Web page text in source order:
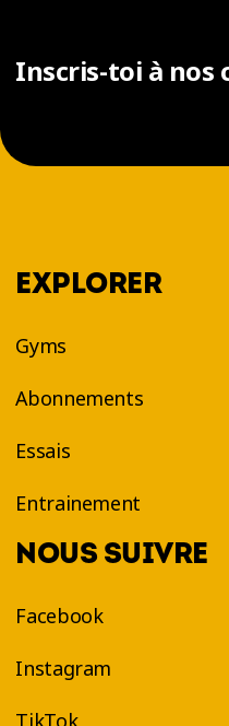
Inscris-toi à nos
EXPLORER
Gyms
Abonnements
Essais
Entrainement
NOUS SUIVRE
Facebook
Instagram